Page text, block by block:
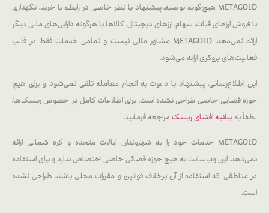
METAGOLD هیچ‌گونه توصیه، پیشنهاد یا نظر خاصی در رابطه با خرید، نگهداری
یا فروش ارزهای فیات، سهام، ارزهای دیجیتال، کالاها یا هرگونه دارایی‌های مالی دیگر
ارائه نمی‌دهد. METAGOLD مشاور مالی نیست و تمامی خدمات فقط در قالب
فعالیت‌های بروکری ارائه می‌شود.
این اطلاع‌رسانی، پیشنهاد یا دعوت به انجام معامله تلقی نمی‌شود و برای هیچ
حوزه قضایی خاصی طراحی نشده است. برای اطلاعات کامل در خصوص ریسک‌ها،
لطفاً بهبیانیه افشای ریسک مراجعه فرمایید.
METAGOLD خدمات خود را به شهروندان ایالات متحده و کره شمالی ارائه
نمی‌دهد. این وب‌سایت به هیچ حوزه قضائی خاصی اختصاص ندارد و برای استفاده
در مناطقی که استفاده از آن برخلاف قوانین و مقررات محلی باشد، طراحی نشده
است.